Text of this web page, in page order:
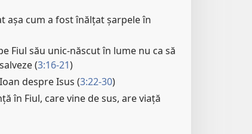
așa cum a fost înălțat șarpele în
Fiul său unic-născut în lume nu ca să
(3:16-21)
despre Isus (3:22-30)
în Fiul, care vine de sus, are viață